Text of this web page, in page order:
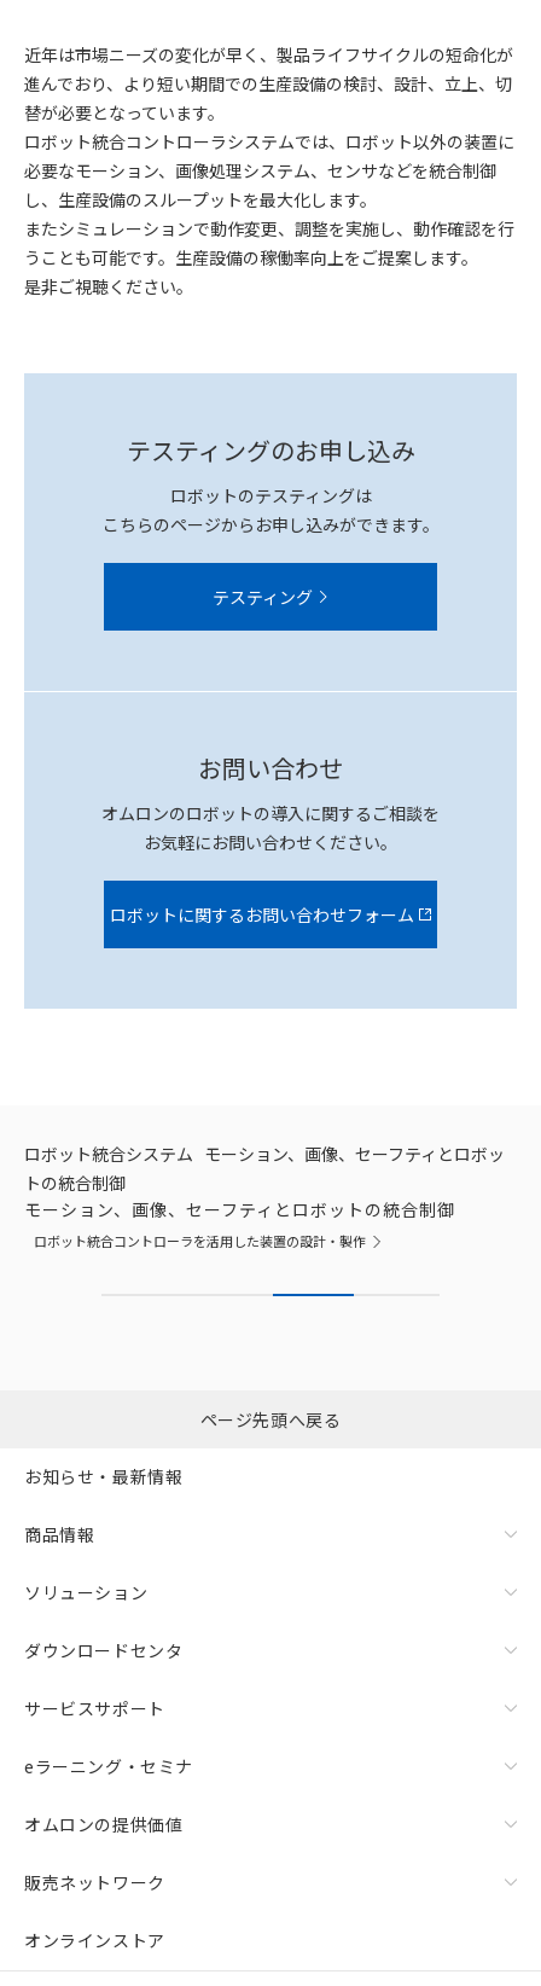
近年は市場ニーズの変化が早く、製品ライフサイクルの短命化が
進んでおり、より短い期間での生産設備の検討、設計、立上、切
替が必要となっています。
ロボット統合コントローラシステムでは、ロボット以外の装置に
必要なモーション、画像処理システム、センサなどを統合制御
し、生産設備のスループットを最大化します。
またシミュレーションで動作変更、調整を実施し、動作確認を行
うことも可能です。生産設備の稼働率向上をご提案します。
是非ご視聴ください。
テスティングのお申し込み
ロボットのテスティングは
こちらのページからお申し込みができます。
テスティング
お問い合わせ
オムロンのロボットの導入に関するご相談を
お気軽にお問い合わせください。
ロボットに関するお問い合わせフォーム
ロボット統合システム モーション、画像、セーフティとロボッ
トの統合制御
モーション、画像、セーフティとロボットの統合制御
ロボット統合コントローラを活用した装置の設計・製作
ページ先頭へ戻る
お知らせ・最新情報
商品情報
ソリューション
ダウンロードセンタ
サービスサポート
eラーニング・セミナ
オムロンの提供価値
販売ネットワーク
オンラインストア